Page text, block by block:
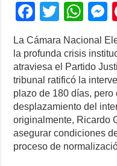
F
a
c
e
b
o
o
k
T
wi
tt
er
W
at
s
A
p
p
e
La Cámara Nacional
la profunda crisis
atraviesa el Partido
tribunal ratificó la
plazo de 180 días,
desplazamiento del
originalmente, Ricardo
asegurar condiciones
proceso de